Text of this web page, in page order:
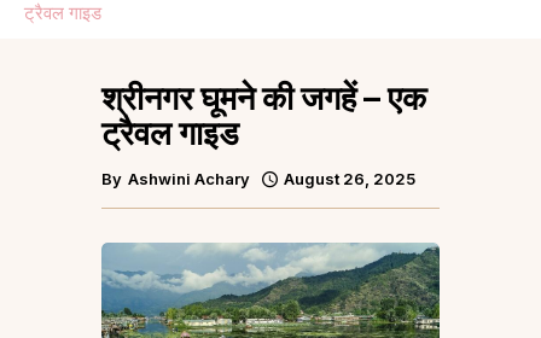
ट्रैवल गाइड
श्रीनगर घूमने की जगहें – एक
ट्रैवल गाइड
By Ashwini Achary August 26, 2025